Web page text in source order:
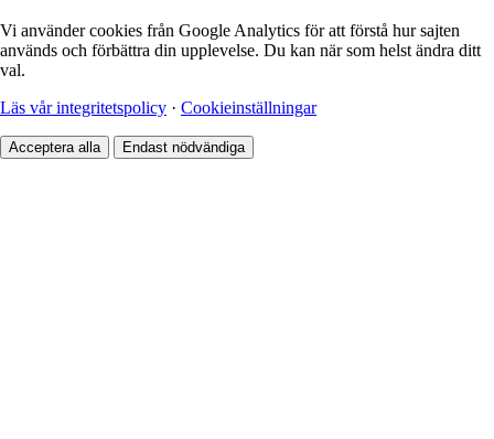
Vi använder cookies från Google Analytics för att förstå hur sajten
används och förbättra din upplevelse. Du kan när som helst ändra ditt
val.
Läs vår integritetspolicy · Cookieinställningar
Acceptera alla Endast nödvändiga